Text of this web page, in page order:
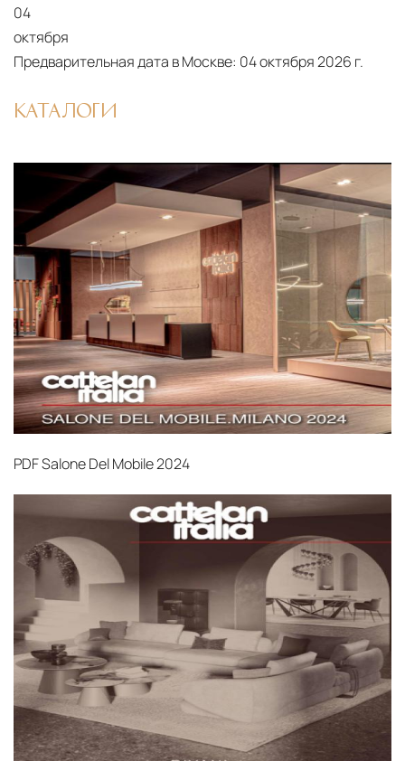
04
октября
Предварительная дата в Москве: 04 октября 2026 г.
КАТАЛОГИ
PDFSalone Del Mobile 2024